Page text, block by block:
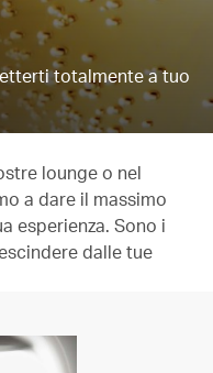
totalmente a tuo
lounge o nel
a dare il massimo
esperienza. Sono i
dalle tue